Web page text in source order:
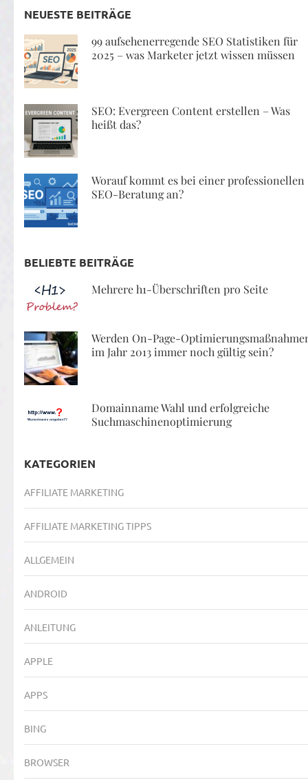
NEUESTE BEITRÄGE
99 aufsehenerregende SEO Statistiken für
2025 – was Marketer jetzt wissen müssen
SEO: Evergreen Content erstellen – Was
heißt das?
Worauf kommt es bei einer professionellen
SEO-Beratung an?
BELIEBTE BEITRÄGE
Mehrere h1-Überschriften pro Seite
Werden On-Page-
im Jahr 2013 immer noch gültig sein?
Domainname Wahl und erfolgreiche
Suchmaschinenoptimierung
KATEGORIEN
AFFILIATE MARKETING
AFFILIATE MARKETING TIPPS
ALLGEMEIN
ANDROID
ANLEITUNG
APPLE
APPS
BING
BROWSER